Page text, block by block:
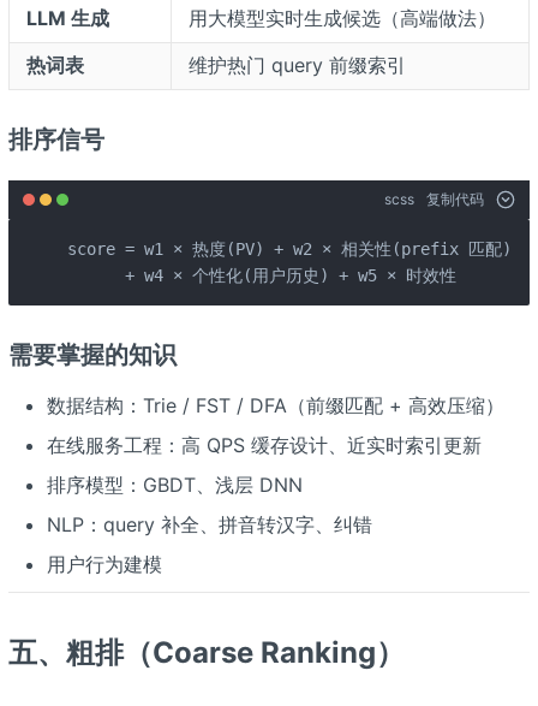
LLM 生成
用大模型实时生成候选（高端做法）
热词表
维护热门 query 前缀索引
排序信号
scss 复制代码
score = w1 × 热度(PV) + w2 × 相关性(prefix 匹配) +
      + w4 × 个性化(用户历史) + w5 × 时效性
需要掌握的知识
数据结构：Trie / FST / DFA（前缀匹配 + 高效压缩）
在线服务工程：高 QPS 缓存设计、近实时索引更新
排序模型：GBDT、浅层 DNN
NLP：query 补全、拼音转汉字、纠错
用户行为建模
五、粗排（Coarse Ranking）